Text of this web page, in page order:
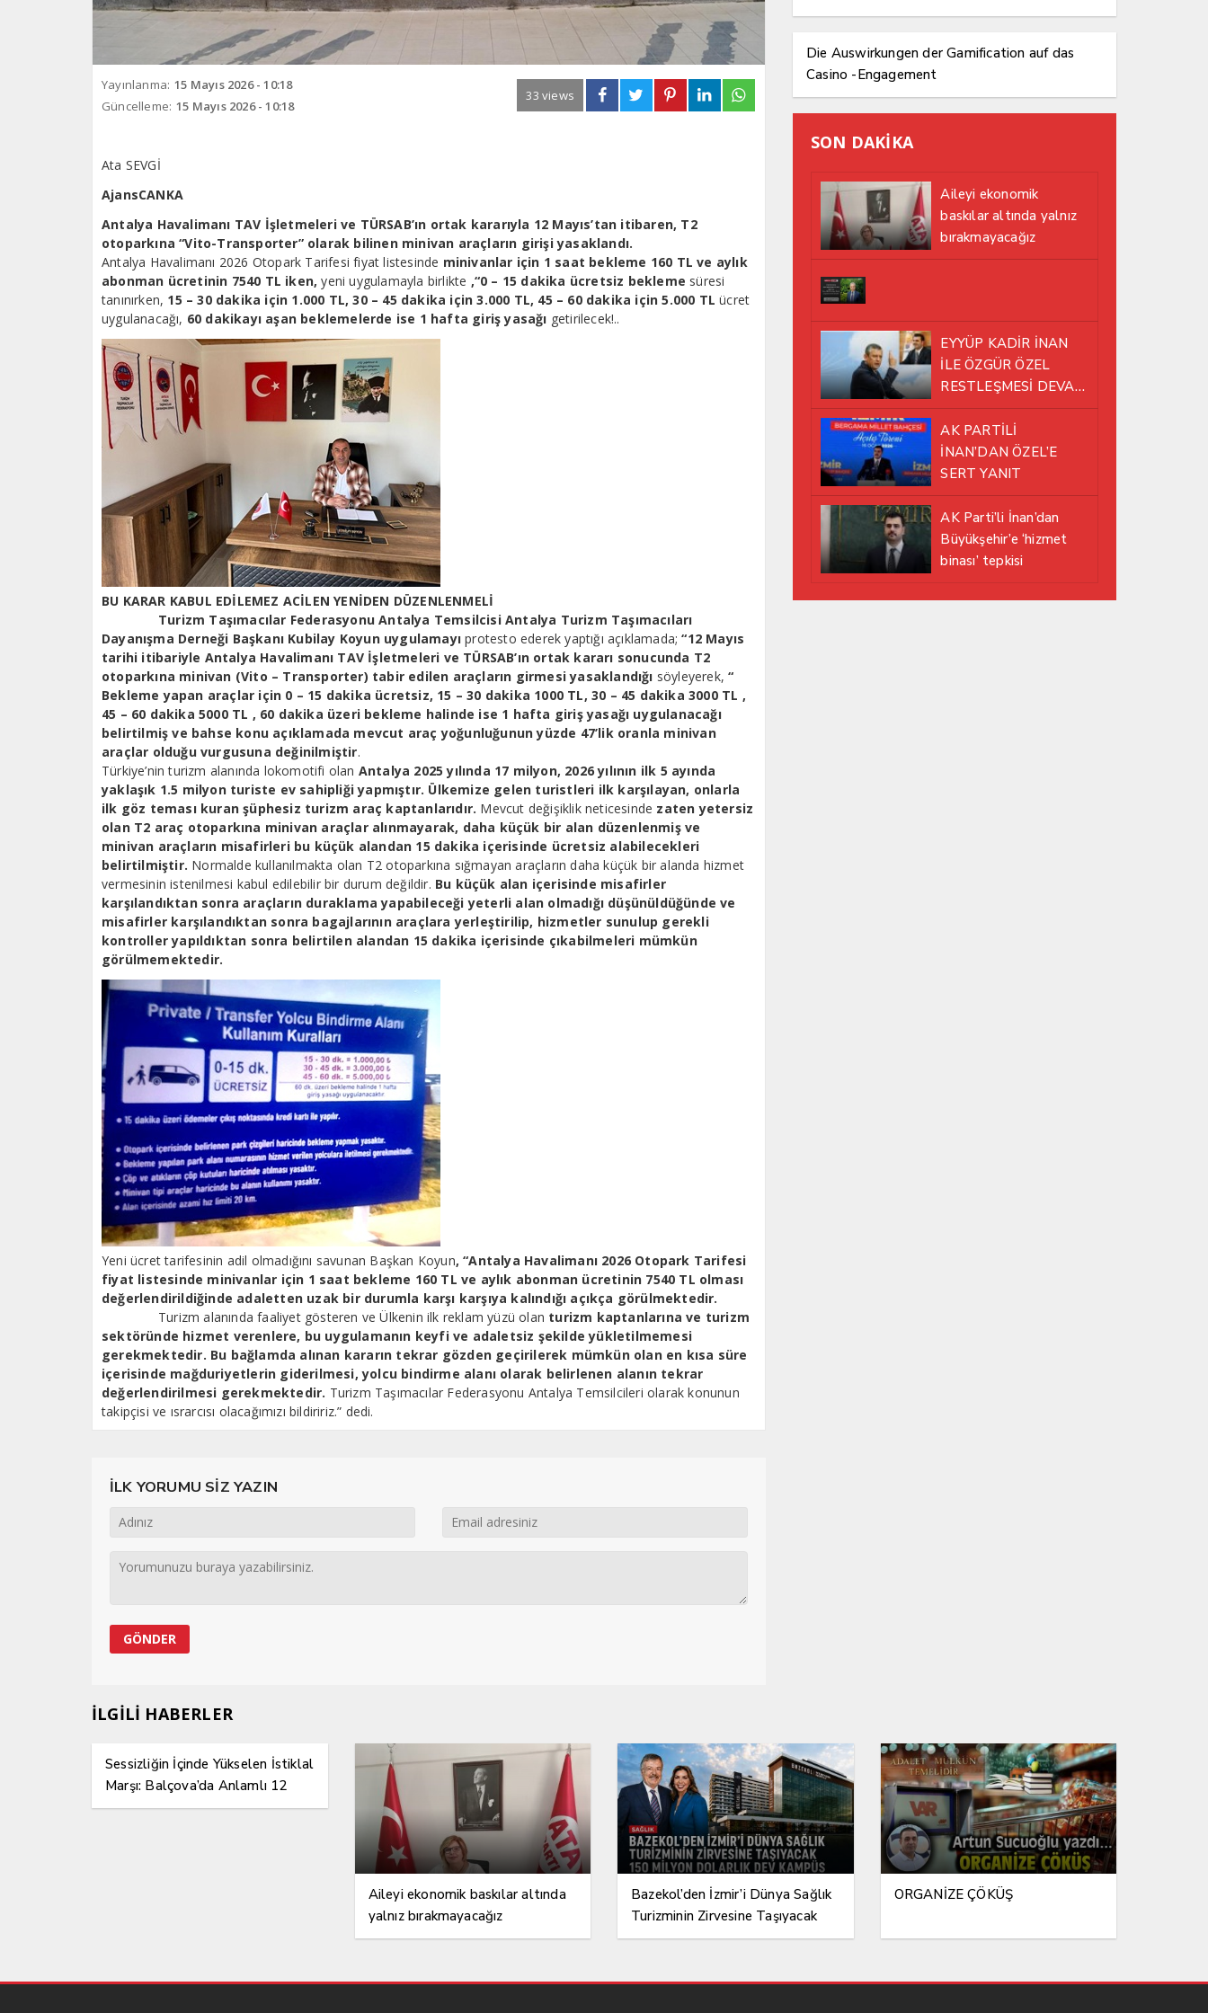
Yayınlanma: 15 Mayıs 2026 - 10:18
Güncelleme: 15 Mayıs 2026 - 10:18
33 views
Ata SEVGİ
AjansCANKA
Antalya Havalimanı TAV İşletmeleri ve TÜRSAB’ın ortak kararıyla 12 Mayıs’tan itibaren, T2
otoparkına “Vito-Transporter” olarak bilinen minivan araçların girişi yasaklandı.
Antalya Havalimanı 2026 Otopark Tarifesi fiyat listesinde minivanlar için 1 saat bekleme 160 TL ve aylık
abonman ücretinin 7540 TL iken, yeni uygulamayla birlikte ,“0 – 15 dakika ücretsiz bekleme süresi
tanınırken, 15 – 30 dakika için 1.000 TL, 30 – 45 dakika için 3.000 TL, 45 – 60 dakika için 5.000 TLücret
uygulanacağı, 60 dakikayı aşan beklemelerde ise 1 hafta giriş yasağı getirilecek!..
BU KARAR KABUL EDİLEMEZ ACİLEN YENİDEN DÜZENLENMELİ
Turizm Taşımacılar Federasyonu Antalya Temsilcisi Antalya Turizm Taşımacıları
Dayanışma Derneği Başkanı Kubilay Koyun uygulamayı protesto ederek yaptığı açıklamada;“12 Mayıs
tarihi itibariyle Antalya Havalimanı TAV İşletmeleri ve TÜRSAB’ın ortak kararı sonucunda T2
otoparkına minivan (Vito – Transporter) tabir edilen araçların girmesi yasaklandığı söyleyerek,“
Bekleme yapan araçlar için 0 – 15 dakika ücretsiz, 15 – 30 dakika 1000 TL, 30 – 45 dakika 3000 TL ,
45 – 60 dakika 5000 TL , 60 dakika üzeri bekleme halinde ise 1 hafta giriş yasağı uygulanacağı
belirtilmiş ve bahse konu açıklamada mevcut araç yoğunluğunun yüzde 47’lik oranla minivan
araçlar olduğu vurgusuna değinilmiştir.
Türkiye’nin turizm alanında lokomotifi olan Antalya 2025 yılında 17 milyon, 2026 yılının ilk 5 ayında
yaklaşık 1.5 milyon turiste ev sahipliği yapmıştır. Ülkemize gelen turistleri ilk karşılayan, onlarla
ilk göz teması kuran şüphesiz turizm araç kaptanlarıdır. Mevcut değişiklik neticesinde zaten yetersiz
olan T2 araç otoparkına minivan araçlar alınmayarak, daha küçük bir alan düzenlenmiş ve
minivan araçların misafirleri bu küçük alandan 15 dakika içerisinde ücretsiz alabilecekleri
belirtilmiştir. Normalde kullanılmakta olan T2 otoparkına sığmayan araçların daha küçük bir alanda hizmet
vermesinin istenilmesi kabul edilebilir bir durum değildir. Bu küçük alan içerisinde misafirler
karşılandıktan sonra araçların duraklama yapabileceği yeterli alan olmadığı düşünüldüğünde ve
misafirler karşılandıktan sonra bagajlarının araçlara yerleştirilip, hizmetler sunulup gerekli
kontroller yapıldıktan sonra belirtilen alandan 15 dakika içerisinde çıkabilmeleri mümkün
görülmemektedir.
Yeni ücret tarifesinin adil olmadığını savunan Başkan Koyun, “Antalya Havalimanı 2026 Otopark Tarifesi
fiyat listesinde minivanlar için 1 saat bekleme 160 TL ve aylık abonman ücretinin 7540 TL olması
değerlendirildiğinde adaletten uzak bir durumla karşı karşıya kalındığı açıkça görülmektedir.
Turizm alanında faaliyet gösteren ve Ülkenin ilk reklam yüzü olan turizm kaptanlarına ve turizm
sektöründe hizmet verenlere, bu uygulamanın keyfi ve adaletsiz şekilde yükletilmemesi
gerekmektedir. Bu bağlamda alınan kararın tekrar gözden geçirilerek mümkün olan en kısa süre
içerisinde mağduriyetlerin giderilmesi, yolcu bindirme alanı olarak belirlenen alanın tekrar
değerlendirilmesi gerekmektedir. Turizm Taşımacılar Federasyonu Antalya Temsilcileri olarak konunun
takipçisi ve ısrarcısı olacağımızı bildiririz.” dedi.
İLK YORUMU SİZ YAZIN
Die Auswirkungen der Gamification auf das
Casino -Engagement
SON DAKİKA
Aileyi ekonomik
baskılar altında yalnız
bırakmayacağız
EYYÜP KADİR İNAN
İLE ÖZGÜR ÖZEL
RESTLEŞMESİ DEVAM
EDİYOR
AK PARTİLİ
İNAN’DAN ÖZEL’E
SERT YANIT
AK Parti’li İnan’dan
Büyükşehir’e ‘hizmet
binası’ tepkisi
İLGİLİ HABERLER
Sessizliğin İçinde Yükselen İstiklal
Marşı: Balçova’da Anlamlı 12
Mart Etkinliği
Aileyi ekonomik baskılar altında
yalnız bırakmayacağız
Bazekol’den İzmir’i Dünya Sağlık
Turizminin Zirvesine Taşıyacak
150 Milyon Dolarlık Dev Kampüs
ORGANİZE ÇÖKÜŞ